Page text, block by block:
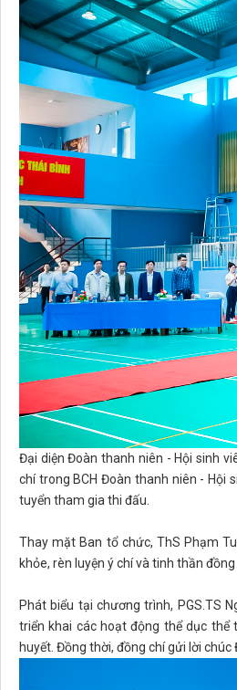
Đại diện Đoàn thanh niên - Hội sinh
chí trong BCH Đoàn thanh niên - Hội
tuyển tham gia thi đấu.
Thay mặt Ban tổ chức, ThS Phạm
khỏe, rèn luyện ý chí và tinh thần đồng
Phát biểu tại chương trình, PGS.TS
triển khai các hoạt động thể dục thể
huyết. Đồng thời, đồng chí gửi lời